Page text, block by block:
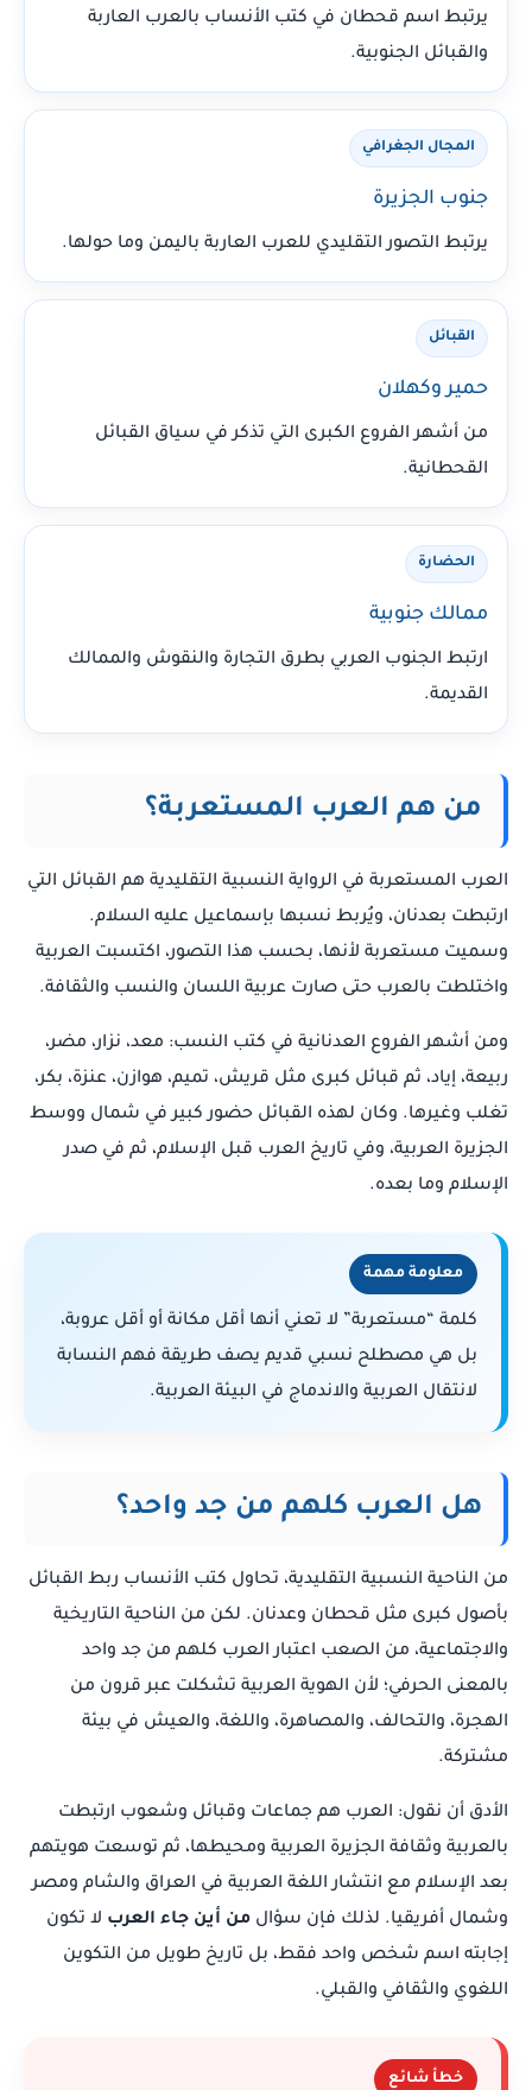
يرتبط اسم قحطان في كتب الأنساب بالعرب العاربة
والقبائل الجنوبية.
المجال الجغرافي
جنوب الجزيرة
يرتبط التصور التقليدي للعرب العاربة باليمن وما حولها.
القبائل
حمير وكهلان
من أشهر الفروع الكبرى التي تذكر في سياق القبائل
القحطانية.
الحضارة
ممالك جنوبية
ارتبط الجنوب العربي بطرق التجارة والنقوش والممالك
القديمة.
من هم العرب المستعربة؟
العرب المستعربة في الرواية النسبية التقليدية هم القبائل التي
ارتبطت بعدنان، ويُربط نسبها بإسماعيل عليه السلام.
وسميت مستعربة لأنها، بحسب هذا التصور، اكتسبت العربية
واختلطت بالعرب حتى صارت عربية اللسان والنسب والثقافة.
ومن أشهر الفروع العدنانية في كتب النسب: معد، نزار، مضر،
ربيعة، إياد، ثم قبائل كبرى مثل قريش، تميم، هوازن، عنزة، بكر،
تغلب وغيرها. وكان لهذه القبائل حضور كبير في شمال ووسط
الجزيرة العربية، وفي تاريخ العرب قبل الإسلام، ثم في صدر
الإسلام وما بعده.
معلومة مهمة
كلمة “مستعربة” لا تعني أنها أقل مكانة أو أقل عروبة،
بل هي مصطلح نسبي قديم يصف طريقة فهم النسابة
لانتقال العربية والاندماج في البيئة العربية.
هل العرب كلهم من جد واحد؟
من الناحية النسبية التقليدية، تحاول كتب الأنساب ربط القبائل
بأصول كبرى مثل قحطان وعدنان. لكن من الناحية التاريخية
والاجتماعية، من الصعب اعتبار العرب كلهم من جد واحد
بالمعنى الحرفي؛ لأن الهوية العربية تشكلت عبر قرون من
الهجرة، والتحالف، والمصاهرة، واللغة، والعيش في بيئة
مشتركة.
الأدق أن نقول: العرب هم جماعات وقبائل وشعوب ارتبطت
بالعربية وثقافة الجزيرة العربية ومحيطها، ثم توسعت هويتهم
بعد الإسلام مع انتشار اللغة العربية في العراق والشام ومصر
وشمال أفريقيا. لذلك فإن سؤال من أين جاء العرب لا تكون
إجابته اسم شخص واحد فقط، بل تاريخ طويل من التكوين
اللغوي والثقافي والقبلي.
خطأ شائع